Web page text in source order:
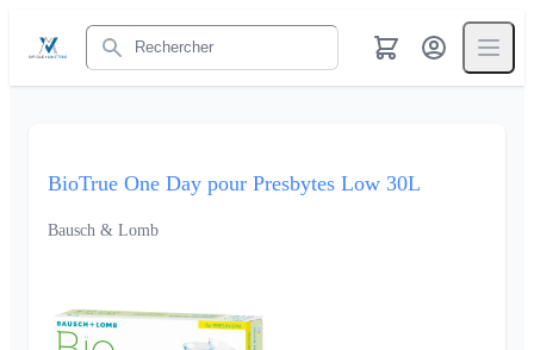
Rechercher
BioTrue One Day pour Presbytes Low 30L
Bausch & Lomb